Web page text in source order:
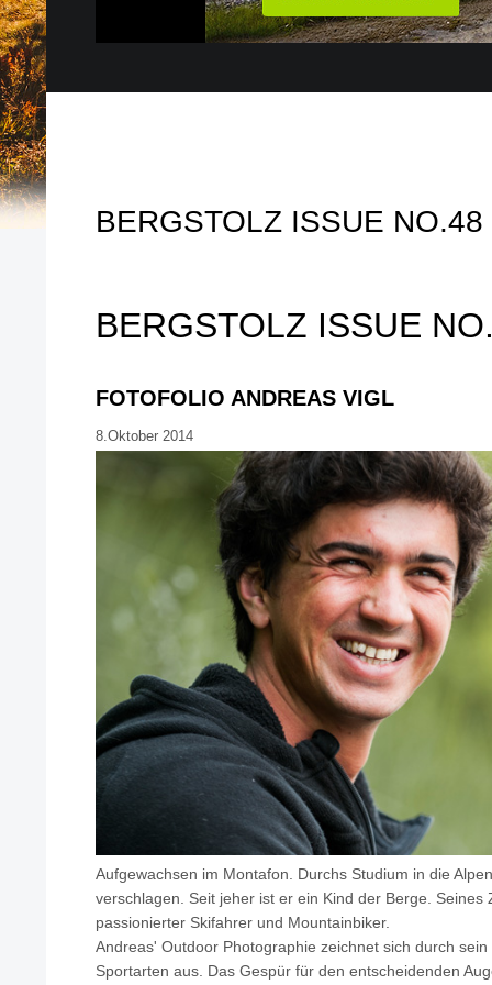
BERGSTOLZ ISSUE NO.48
BERGSTOLZ ISSUE
FOTOFOLIO ANDREAS VIGL
8.Oktober 2014
Aufgewachsen im Montafon. Durchs Studium in die
verschlagen. Seit jeher ist er ein Kind der Berge. Seines
passionierter Skifahrer und Mountainbiker.
Andreas' Outdoor Photographie zeichnet sich durch
Sportarten aus. Das Gespür für den entscheidenden